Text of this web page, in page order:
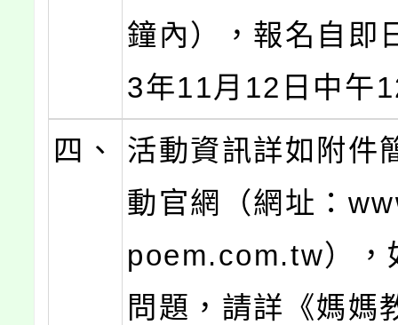
鐘內），報名自即
3年11月12日中午
四、
活動資訊詳如附件
動官網（網址：
poem.com.tw），
問題，請詳《媽媽